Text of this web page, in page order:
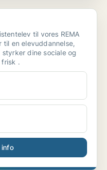
til vores REMA
til en elevuddannelse,
dine sociale og
frisk .
info